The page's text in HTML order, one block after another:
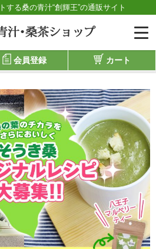
する桑の青汁“創輝王”の通販サイト
会員登録 カート